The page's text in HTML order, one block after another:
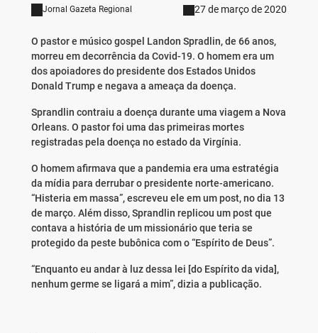
Jornal Gazeta Regional 27 de março de 2020
O pastor e músico gospel Landon Spradlin, de 66 anos,
morreu em decorrência da Covid-19. O homem era um
dos apoiadores do presidente dos Estados Unidos
Donald Trump e negava a ameaça da doença.
Sprandlin contraiu a doença durante uma viagem a Nova
Orleans. O pastor foi uma das primeiras mortes
registradas pela doença no estado da Virgínia.
O homem afirmava que a pandemia era uma estratégia
da mídia para derrubar o presidente norte-americano.
“Histeria em massa”, escreveu ele em um post, no dia 13
de março. Além disso, Sprandlin replicou um post que
contava a história de um missionário que teria se
protegido da peste bubônica com o “Espírito de Deus”.
“Enquanto eu andar à luz dessa lei [do Espírito da vida],
nenhum germe se ligará a mim”, dizia a publicação.